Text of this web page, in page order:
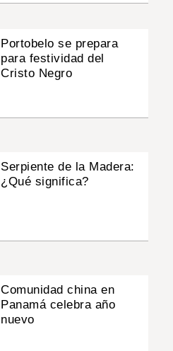
Portobelo se prepara
para festividad del
Cristo Negro
Serpiente de la Madera:
¿Qué significa?
Comunidad china en
Panamá celebra año
nuevo